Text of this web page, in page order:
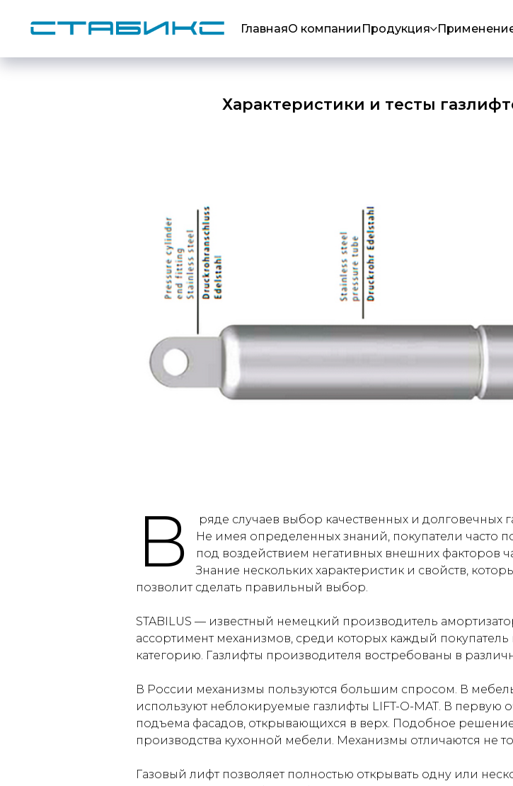
ГлавнаяО компании Продукция
Характеристики и тесты
В
ряде случаев выбор качественных и долговечных
Не имея определенных знаний, покупатели часто
под воздействием негативных внешних факторов
Знание нескольких характеристик и свойств,
позволит сделать правильный выбор.
STABILUS — известный немецкий производитель
ассортимент механизмов, среди которых каждый
категорию. Газлифты производителя востребованы в
В России механизмы пользуются большим спросом. В
используют неблокируемые газлифты LIFT-O-MAT. В
подъема фасадов, открывающихся в верх. Подобное
производства кухонной мебели. Механизмы отличаются не
Газовый лифт позволяет полностью открывать одну или